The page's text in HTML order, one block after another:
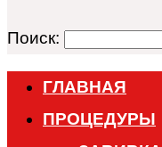
Поиск:
ГЛАВНАЯ
ПРОЦЕДУРЫ